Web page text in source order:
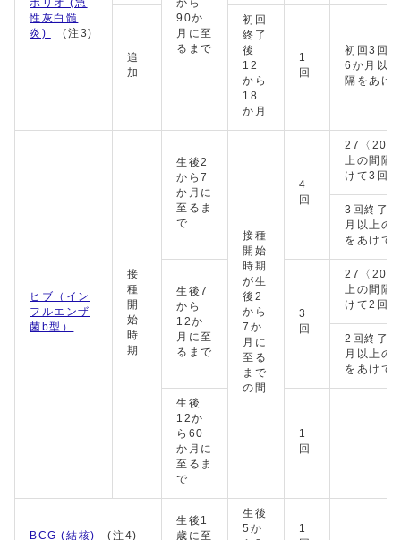
ポリオ (急
性灰白髄
炎)
(注3)
から
90か
月に至
るまで
追
加
初回
終了
後
12
から
18
か月
1
回
初回3回
6か月以
隔をあけ
ヒブ（イン
フルエンザ
菌b型）
接
種
開
始
時
期
生後2
から7
か月に
至るま
で
接種
開始
時期
が生
後2
から
7か
月に
至る
まで
の間
4
回
27〈20〉
上の間隔
けて3回
3回終了
月以上の
をあけて
生後7
から
12か
月に至
るまで
3
回
27〈20〉
上の間隔
けて2回
2回終了
月以上の
をあけて
生後
12か
ら60
か月に
至るま
で
1
回
BCG (結核) (注4)
生後1
歳に至
生後
5か
1